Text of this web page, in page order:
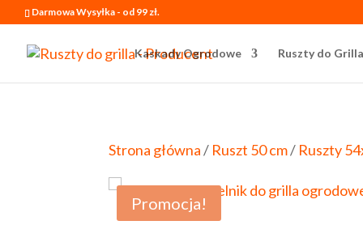
Darmowa Wysyłka - od 99 zł.
Kaskady Ogrodowe Ruszty do Grilla
Strona główna/ Ruszt 50 cm/ Ruszty
Promocja!